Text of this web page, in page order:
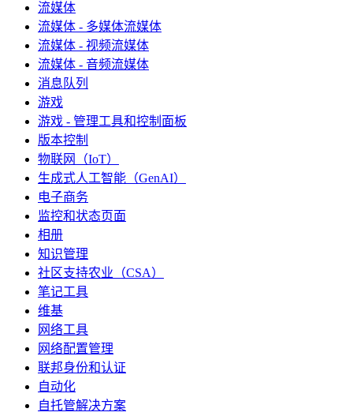
流媒体
流媒体 - 多媒体流媒体
流媒体 - 视频流媒体
流媒体 - 音频流媒体
消息队列
游戏
游戏 - 管理工具和控制面板
版本控制
物联网（IoT）
生成式人工智能（GenAI）
电子商务
监控和状态页面
相册
知识管理
社区支持农业（CSA）
笔记工具
维基
网络工具
网络配置管理
联邦身份和认证
自动化
自托管解决方案